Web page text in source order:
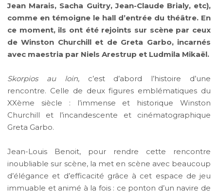
Jean Marais, Sacha Guitry, Jean-Claude Brialy, etc),
comme en témoigne le hall d’entrée du théâtre. En
ce moment, ils ont été rejoints sur scène par ceux
de Winston Churchill et de Greta Garbo, incarnés
avec maestria par Niels Arestrup et Ludmila Mikaël.
Skorpios au loin, c’est d’abord l’histoire d’une
rencontre. Celle de deux figures emblématiques du
XXème siècle : l’immense et historique Winston
Churchill et l’incandescente et cinématographique
Greta Garbo.
Jean-Louis Benoit, pour rendre cette rencontre
inoubliable sur scène, la met en scène avec beaucoup
d’élégance et d’efficacité grâce à cet espace de jeu
immuable et animé à la fois : ce ponton d’un navire de